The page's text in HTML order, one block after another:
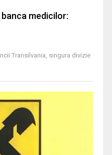
medicilor:
Transilvania, singura divizie